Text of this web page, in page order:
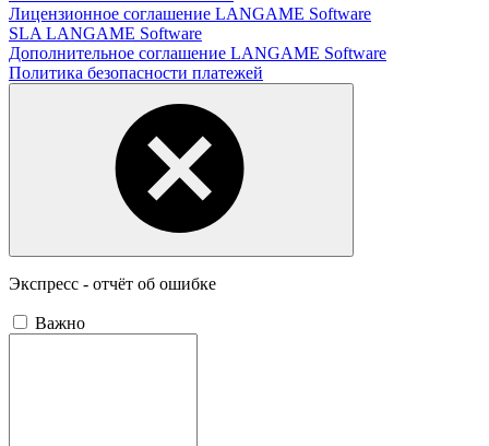
Лицензионное соглашение LANGAME Software
SLA LANGAME Software
Дополнительное соглашение LANGAME Software
Политика безопасности платежей
Экспресс - отчёт об ошибке
Важно